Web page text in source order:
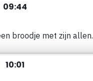
09:44
broodje met zijn allen.
10:01